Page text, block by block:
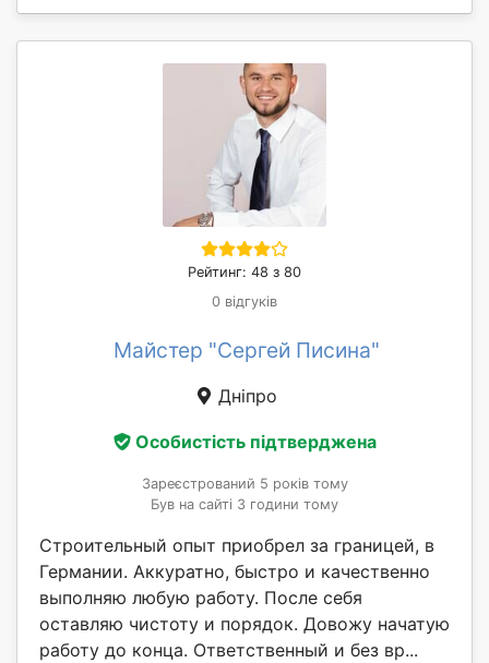
Рейтинг: 48 з 80
0 відгуків
Майстер "Сергей Писина"
Дніпро
Особистість підтверджена
Зареєстрований 5 років тому
Був на сайті 3 години тому
Строительный опыт приобрел за границей, в
Германии. Аккуратно, быстро и качественно
выполняю любую работу. После себя
оставляю чистоту и порядок. Довожу начатую
работу до конца. Ответственный и без вр...